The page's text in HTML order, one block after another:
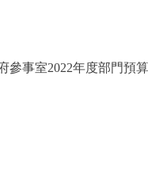
參事室2022年度部門預